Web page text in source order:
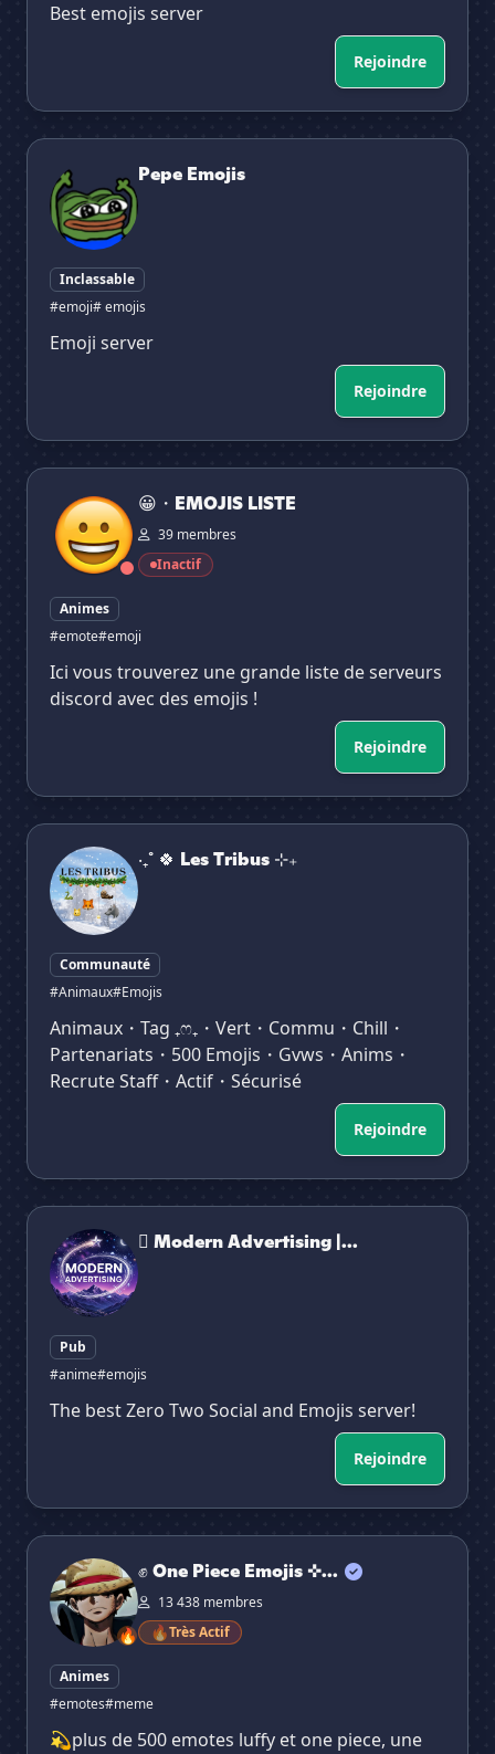
Best emojis server
Rejoindre
Pepe Emojis
Pepe Emojis
Inclassable
#emoji# emojis
Emoji server
Rejoindre
😀・EMOJIS LISTE
😀・EMOJIS LISTE
39 membres
Inactif
Animes
#emote#emoji
Ici vous trouverez une grande liste de serveurs
discord avec des emojis !
Rejoindre
‧₊˚ 🍀 Les Tribus ⊹₊
‧₊˚ 🍀 Les Tribus ⊹₊
Communauté
#Animaux#Emojis
Animaux・Tag ₊ෆ₊・Vert・Commu・Chill・
Partenariats・500 Emojis・Gvws・Anims・
Recrute Staff・Actif・Sécurisé
Rejoindre
🫆 Modern Advertising | international ✴ Guild Tag ✴
🫆 Modern Advertising |...
Pub
#anime#emojis
The best Zero Two Social and Emojis server!
Rejoindre
✊ One Piece Emojis ✜ Emotes ✜ Manga ◊ Emojis ◊
🔥
✊ One Piece Emojis ✜...
13 438 membres
🔥Très Actif
Animes
#emotes#meme
💫plus de 500 emotes luffy et one piece, une